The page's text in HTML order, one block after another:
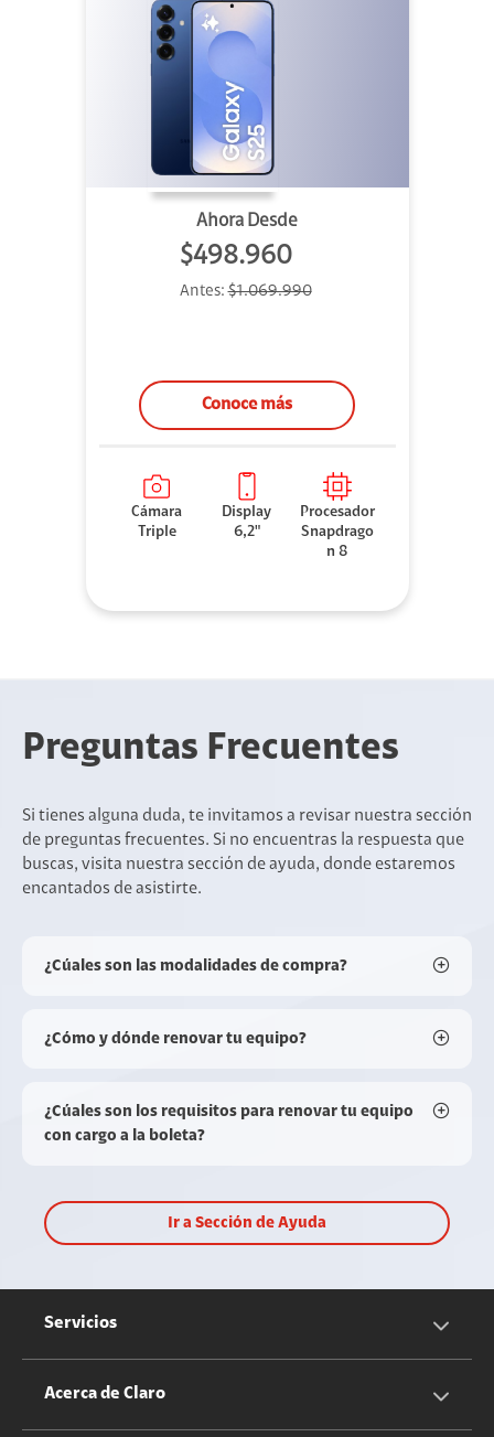
Ahora Desde
$498.960
Antes:$1.069.990
Conoce más
Cámara
Triple
Display
6,2"
Procesador
Snapdrago
n 8
Preguntas Frecuentes
Si tienes alguna duda, te invitamos a revisar nuestra sección
de preguntas frecuentes. Si no encuentras la respuesta que
buscas, visita nuestra sección de ayuda, donde estaremos
encantados de asistirte.
¿Cúales son las modalidades de compra?
¿Cómo y dónde renovar tu equipo?
¿Cúales son los requisitos para renovar tu equipo
con cargo a la boleta?
Ir a Sección de Ayuda
Servicios
Servicios Móviles
Acerca de Claro